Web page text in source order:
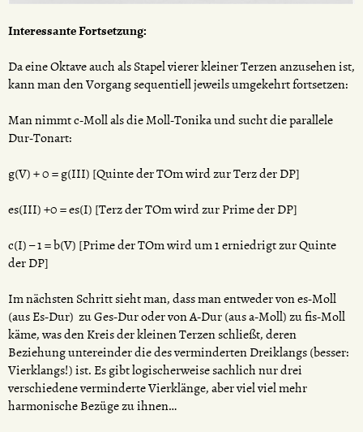
Interessante Fortsetzung:
Da eine Oktave auch als Stapel vierer kleiner Terzen anzusehen ist,
kann man den Vorgang sequentiell jeweils umgekehrt fortsetzen:
Man nimmt c-Moll als die Moll-Tonika und sucht die parallele
Dur-Tonart:
g(V) + 0 = g(III) [Quinte der TOm wird zur Terz der DP]
es(III) +0 = es(I) [Terz der TOm wird zur Prime der DP]
c(I) – 1 = b(V) [Prime der TOm wird um 1 erniedrigt zur Quinte
der DP]
Im nächsten Schritt sieht man, dass man entweder von es-Moll
(aus Es-Dur) zu Ges-Dur oder von A-Dur (aus a-Moll) zu fis-Moll
käme, was den Kreis der kleinen Terzen schließt, deren
Beziehung untereinder die des verminderten Dreiklangs (besser:
Vierklangs!) ist. Es gibt logischerweise sachlich nur drei
verschiedene verminderte Vierklänge, aber viel viel mehr
harmonische Bezüge zu ihnen…